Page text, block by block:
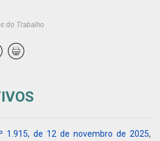
do Trabalho
1.915, de 12 de novembro de 2025,